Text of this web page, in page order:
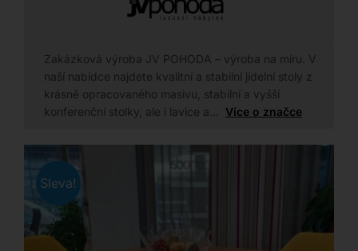
Sleva!
Zakázková výroba JV POHODA – výroba na míru. V
naší nabídce najdete kvalitní a stabilní jídelní stoly z
krásně opracovaného masivu, stabilní a vyšší
konferenční stolky, ale i lavice a…
Více o značce